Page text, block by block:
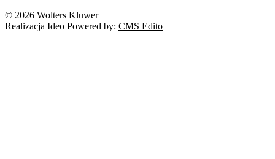
© 2026 Wolters Kluwer
Realizacja Ideo Powered by: CMS Edito